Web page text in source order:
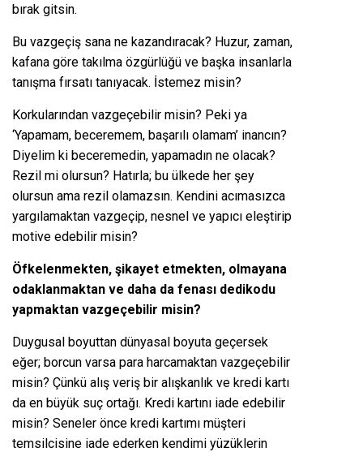
bırak gitsin.
Bu vazgeçiş sana ne kazandıracak? Huzur, zaman,
kafana göre takılma özgürlüğü ve başka insanlarla
tanışma fırsatı tanıyacak. İstemez misin?
Korkularından vazgeçebilir misin? Peki ya
‘Yapamam, beceremem, başarılı olamam’ inancın?
Diyelim ki beceremedin, yapamadın ne olacak?
Rezil mi olursun? Hatırla; bu ülkede her şey
olursun ama rezil olamazsın. Kendini acımasızca
yargılamaktan vazgeçip, nesnel ve yapıcı eleştirip
motive edebilir misin?
Öfkelenmekten, şikayet etmekten, olmayana
odaklanmaktan ve daha da fenası dedikodu
yapmaktan vazgeçebilir misin?
Duygusal boyuttan dünyasal boyuta geçersek
eğer; borcun varsa para harcamaktan vazgeçebilir
misin? Çünkü alış veriş bir alışkanlık ve kredi kartı
da en büyük suç ortağı. Kredi kartını iade edebilir
misin? Seneler önce kredi kartımı müşteri
temsilcisine iade ederken kendimi yüzüklerin